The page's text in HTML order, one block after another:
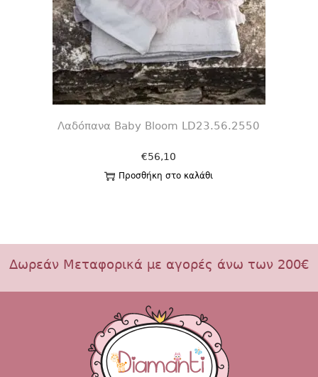
Λαδόπανα Baby Bloom LD23.56.2550
€56,10
Προσθήκη στο καλάθι
Δωρεάν Μεταφορικά με αγορές άνω των 200€